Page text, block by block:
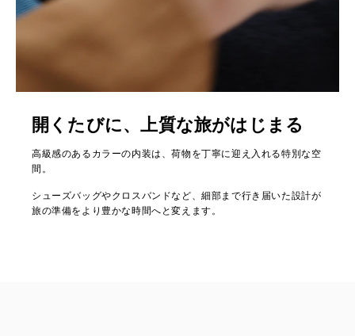
開くたびに、上質な旅がはじまる
高級感のあるカラーの内装は、荷物を丁寧に迎え入れる特別な空
間。
シューズバッグやクロスバンドなど、細部まで行き届いた設計が
旅の準備をより豊かな時間へと変えます。